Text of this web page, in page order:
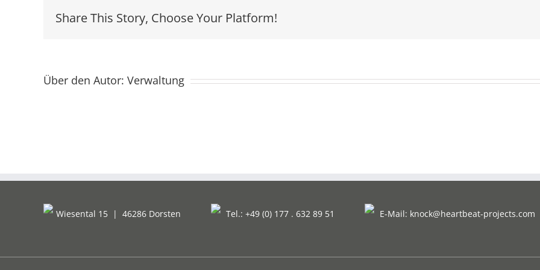
Share This Story, Choose Your Platform!
Über den Autor: Verwaltung
Wiesental 15 | 46286 Dorsten Tel.: +49 (0) 177 . 632 89 51 E-Mail: knock@heartbeat-projects.com